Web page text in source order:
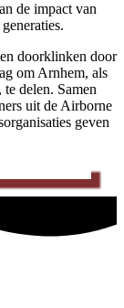
de impact van
doorklinken door
om Arnhem, als
delen. Samen
uit de Airborne
geven